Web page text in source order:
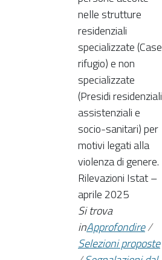
nelle strutture
residenziali
specializzate (Case
rifugio) e non
specializzate
(Presidi residenziali
assistenziali e
socio-sanitari) per
motivi legati alla
violenza di genere.
Rilevazioni Istat –
aprile 2025
Si trova
inApprofondire/
Selezioni proposte